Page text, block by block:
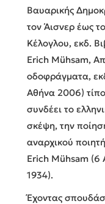
Βαυαρικής
τον Άισνερ έως
Κέλογλου, εκδ.
Erich Mühsam,
οδοφράγματα,
Αθήνα 2006)
συνδέει το
σκέψη, την
αναρχικού
Erich Mühsam (6
1934).
Έχοντας